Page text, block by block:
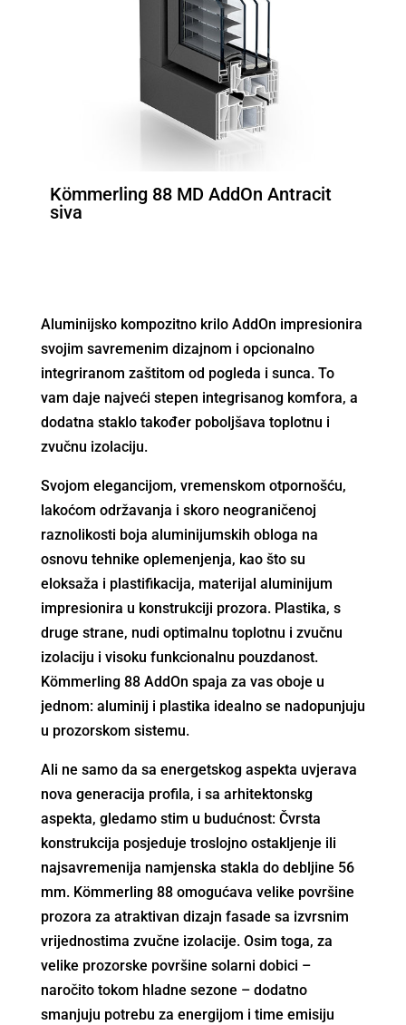
Kömmerling 88 MD AddOn Antracit
siva
Aluminijsko kompozitno krilo AddOn impresionira
svojim savremenim dizajnom i opcionalno
integriranom zaštitom od pogleda i sunca. To
vam daje najveći stepen integrisanog komfora, a
dodatna staklo također poboljšava toplotnu i
zvučnu izolaciju.
Svojom elegancijom, vremenskom otpornošću,
lakoćom održavanja i skoro neograničenoj
raznolikosti boja aluminijumskih obloga na
osnovu tehnike oplemenjenja, kao što su
eloksaža i plastifikacija, materijal aluminijum
impresionira u konstrukciji prozora. Plastika, s
druge strane, nudi optimalnu toplotnu i zvučnu
izolaciju i visoku funkcionalnu pouzdanost.
Kömmerling 88 AddOn spaja za vas oboje u
jednom: aluminij i plastika idealno se nadopunjuju
u prozorskom sistemu.
Ali ne samo da sa energetskog aspekta uvjerava
nova generacija profila, i sa arhitektonskg
aspekta, gledamo stim u budućnost: Čvrsta
konstrukcija posjeduje troslojno ostakljenje ili
najsavremenija namjenska stakla do debljine 56
mm. Kömmerling 88 omogućava velike površine
prozora za atraktivan dizajn fasade sa izvrsnim
vrijednostima zvučne izolacije. Osim toga, za
velike prozorske površine solarni dobici –
naročito tokom hladne sezone – dodatno
smanjuju potrebu za energijom i time emisiju